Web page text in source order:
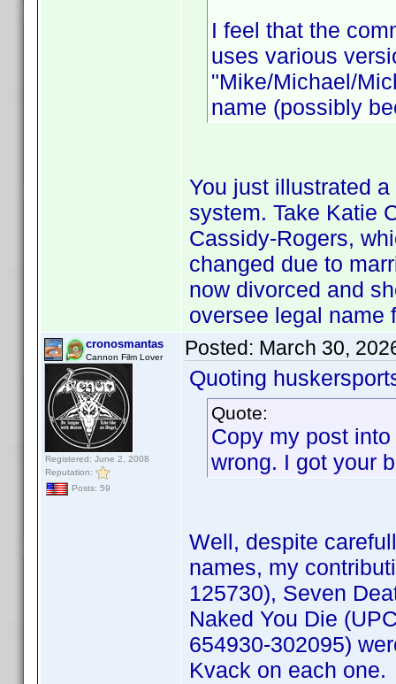
I feel that the
uses various
"Mike/Michael/
name (possibly
You just illustrated
system. Take Katie
Cassidy-Rogers,
changed due to
now divorced and
oversee legal name
cronosmantas
Cannon Film Lover
Registered: June 2, 2008
Reputation:
Posts: 59
Posted: March 30,
Quoting
Quote:
Copy my post
wrong. I got your
Well, despite
names, my
125730), Seven
Naked You Die
654930-302095)
Kvack on each one.